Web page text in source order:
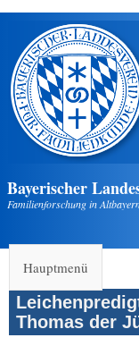
Direkt zum Inhalt
Bayerischer
Familienforschung in
Hauptmenü
Thomas der